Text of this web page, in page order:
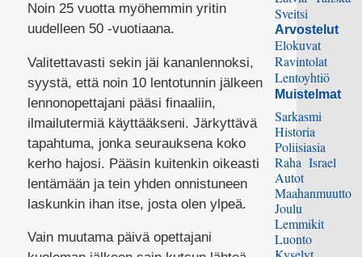
Noin 25 vuotta myöhemmin yritin
uudelleen 50 -vuotiaana.
Valitettavasti sekin jäi kananlennoksi,
syystä, että noin 10 lentotunnin jälkeen
lennonopettajani pääsi finaaliin,
ilmailutermiä käyttääkseni. Järkyttävä
tapahtuma, jonka seurauksena koko
kerho hajosi. Pääsin kuitenkin oikeasti
lentämään ja tein yhden onnistuneen
laskunkin ihan itse, josta olen ylpeä.
Vain muutama päivä opettajani
Sveitsi
Arvostelut
Elokuvat
Ravintolat
Lentoyhtiö
Muistelmat
Sarkasmi
Historia
Poliisiasia
Raha Israel
Autot
Maahanmuutto
Joulu
Lemmikit
Luonto